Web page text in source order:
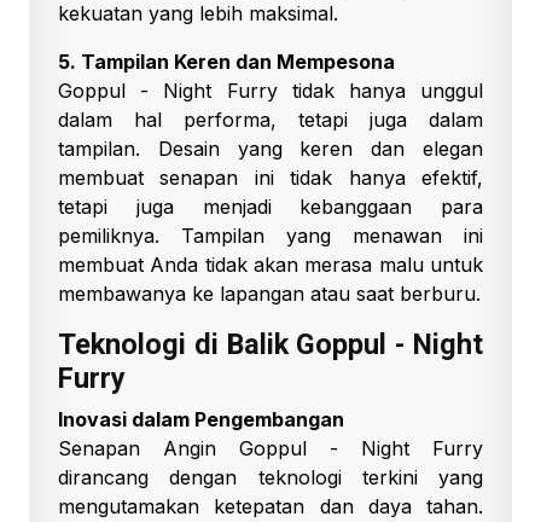
kekuatan yang lebih maksimal.
5. Tampilan Keren dan Mempesona
Goppul - Night Furry tidak hanya unggul
dalam hal performa, tetapi juga dalam
tampilan. Desain yang keren dan elegan
membuat senapan ini tidak hanya efektif,
tetapi juga menjadi kebanggaan para
pemiliknya. Tampilan yang menawan ini
membuat Anda tidak akan merasa malu untuk
membawanya ke lapangan atau saat berburu.
Teknologi di Balik Goppul - Night
Furry
Inovasi dalam Pengembangan
Senapan Angin Goppul - Night Furry
dirancang dengan teknologi terkini yang
mengutamakan ketepatan dan daya tahan.